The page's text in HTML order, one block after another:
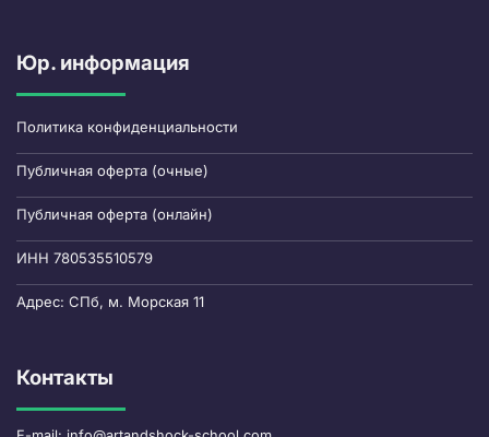
Юр. информация
Политика конфиденциальности
Публичная оферта (очные)
Публичная оферта (онлайн)
ИНН 780535510579
Адрес: СПб, м. Морская 11
Контакты